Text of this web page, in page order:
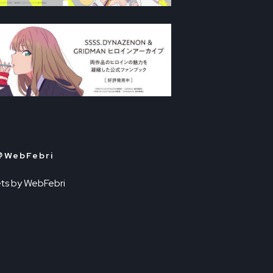
WebFebri
by WebFebri